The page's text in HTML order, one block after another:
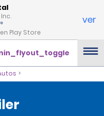
en Play Store
ver